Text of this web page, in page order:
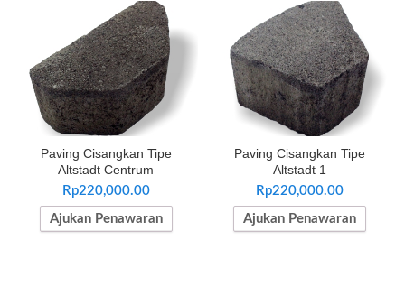
Paving Cisangkan Tipe
Altstadt Centrum
Rp220,000.00
Ajukan Penawaran
Paving Cisangkan Tipe
Altstadt 1
Rp220,000.00
Ajukan Penawaran